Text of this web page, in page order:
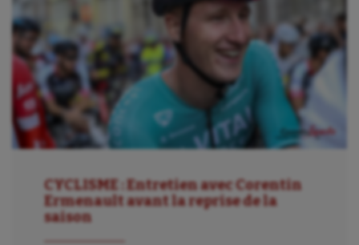
CYCLISME : Entretien avec Corentin
Ermenault avant la reprise de la
saison